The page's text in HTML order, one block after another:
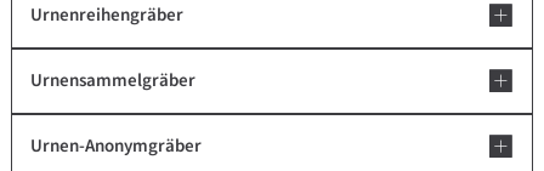
Urnenreihengräber
Urnensammelgräber
Urnen-Anonymgräber